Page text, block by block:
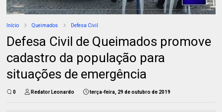
Início Queimados Defesa Civil
Defesa Civil de Queimados promove
cadastro da população para
situações de emergência
0 Redator Leonardo terça-feira, 29 de outubro de 2019